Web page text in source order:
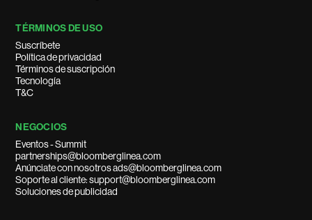
TÉRMINOS DE USO
Suscríbete
Política de privacidad
Términos de suscripción
Tecnología
T&C
NEGOCIOS
Eventos - Summit
partnerships@bloomberglinea.com
Anúnciate con nosotros ads@bloomberglinea.com
Soporte al cliente: support@bloomberglinea.com
Soluciones de publicidad